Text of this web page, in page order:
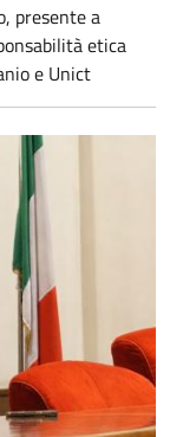
presente a
etica
e Unict